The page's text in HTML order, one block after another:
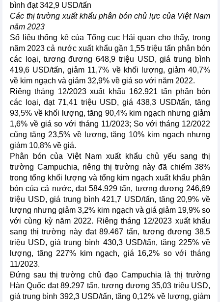
bình đạt 342,9 USD/tấn
Các thị trường xuất khẩu phân bón chủ lực của Việt Nam
năm 2023
Số liệu thống kê của Tổng cục Hải quan cho thấy, trong
năm 2023 cả nước xuất khẩu gần 1,55 triệu tấn phân bón
các loại, tương đương 648,9 triệu USD, giá trung bình
419,6 USD/tấn, giảm 11,7% về khối lượng, giảm 40,7%
về kim ngạch và giảm 32,9% về giá so với năm 2022.
Riêng tháng 12/2023 xuất khẩu 162.921 tấn phân bón
các loại, đạt 71,41 triệu USD, giá 438,3 USD/tấn, tăng
93,5% về khối lượng, tăng 90,4% kim ngạch nhưng giảm
1,6% về giá so với tháng 11/2023; So với tháng 12/2022
cũng tăng 23,5% về lượng, tăng 10% kim ngạch nhưng
giảm 10,8% về giá.
Phân bón của Việt Nam xuất khẩu chủ yếu sang thị
trường Campuchia, riêng thị trường này đã chiếm 38%
trong tổng khối lượng và tổng kim ngạch xuất khẩu phân
bón của cả nước, đạt 584.929 tấn, tương đương 246,69
triệu USD, giá trung bình 421,7 USD/tấn, tăng 20,9% về
lượng nhưng giảm 3,2% kim ngạch và giá giảm 19,9% so
với cùng kỳ năm 2022. Riêng tháng 12/2023 xuất khẩu
sang thị trường này đạt 89.467 tấn, tương đương 38,5
triệu USD, giá trung bình 430,3 USD/tấn, tăng 225% về
lượng, tăng 227% kim ngạch, giá 16,2% so với tháng
11/2023.
Đứng sau thị trường chủ đạo Campuchia là thị trường
Hàn Quốc đạt 89.297 tấn, tương đương 35,03 triệu USD,
giá trung bình 392,3 USD/tấn, tăng 0,12% về lượng, giảm